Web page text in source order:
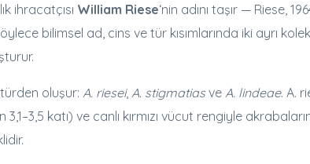
ihracatçısı William Riese‘nin adını taşır — Riese,
bilimsel ad, cins ve tür kısımlarında iki ayrı
oluşur: A. riesei, A. stigmatias ve A. lindeae. A.
3,1–3,5 katı) ve canlı kırmızı vücut rengiyle